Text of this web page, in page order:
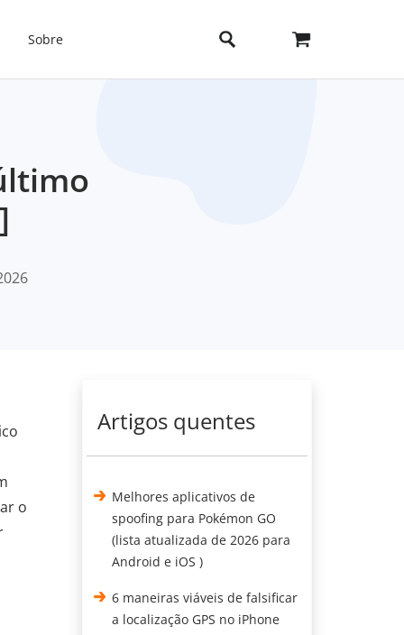
Sobre
o
Artigos quentes
Melhores aplicativos de
spoofing para Pokémon GO
(lista atualizada de 2026 para
Android e iOS )
6 maneiras viáveis de falsificar
a localização GPS no iPhone